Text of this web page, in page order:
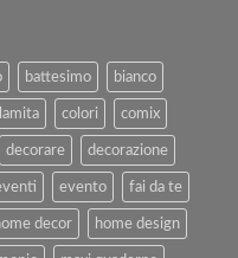
battesimo bianco
colori comix
decorare decorazione
evento fai da te
decor home design